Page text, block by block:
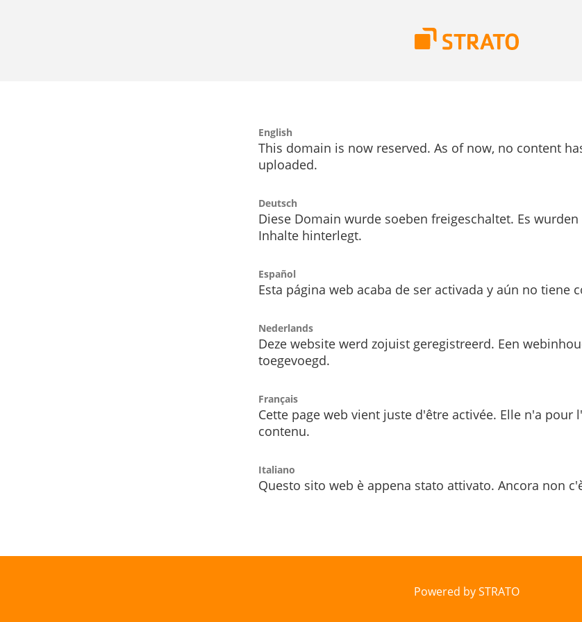
English
This domain is now reserved. As of now, no content
uploaded.
Deutsch
Diese Domain wurde soeben freigeschaltet. Es
Inhalte hinterlegt.
Español
Esta página web acaba de ser activada y aún no tiene
Nederlands
Deze website werd zojuist geregistreerd. Een
toegevoegd.
Français
Cette page web vient juste d'être activée. Elle n'a pour
contenu.
Italiano
Questo sito web è appena stato attivato. Ancora non
Powered by STRATO